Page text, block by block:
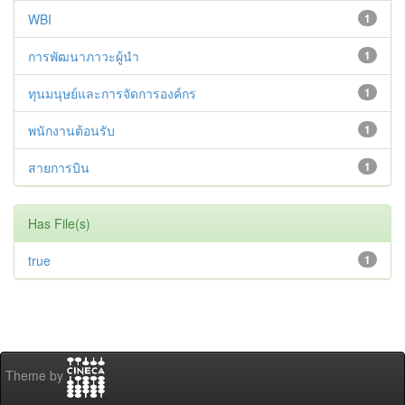
1
WBI
1
การพัฒนาภาวะผู้นำ
1
ทุนมนุษย์และการจัดการองค์กร
1
พนักงานต้อนรับ
1
สายการบิน
Has File(s)
1
true
Theme by